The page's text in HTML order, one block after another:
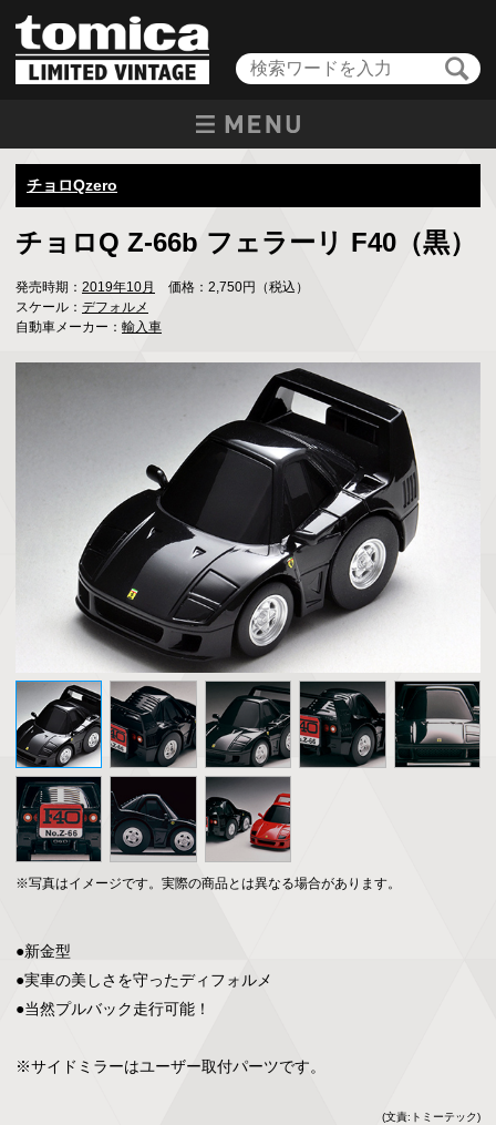
チョロQzero
チョロQ Z-66b フェラーリ F40（黒）
発売時期： 2019年10月
価格：2,750円（税込）
スケール： デフォルメ
自動車メーカー： 輸入車
※写真はイメージです。実際の商品とは異なる場合があります。
●新金型
●実車の美しさを守ったディフォルメ
●当然プルバック走行可能！
※サイドミラーはユーザー取付パーツです。
(文責:トミーテック)